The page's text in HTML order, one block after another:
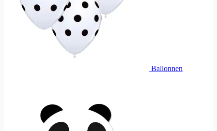
Ballonnen